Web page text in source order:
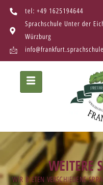
tel: +49 1625194644
Sprachschule Unter der
Würzburg
WEITERE
WIR BIETEN VERSCHIEDENE